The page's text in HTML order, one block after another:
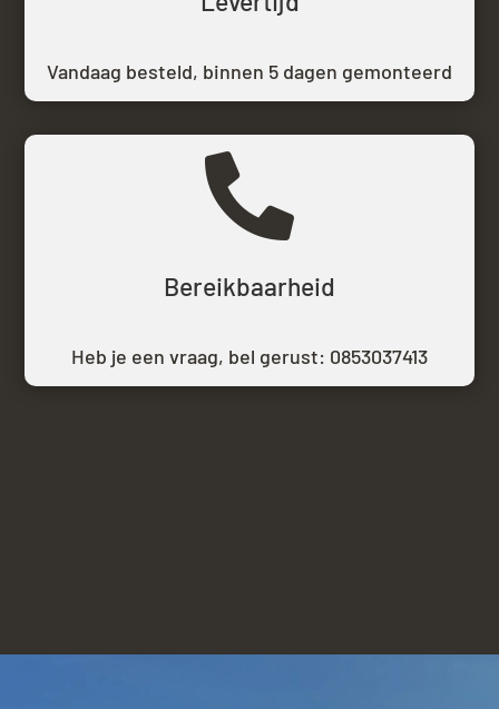
Vandaag besteld, binnen 5 dagen gemonteerd

Bereikbaarheid
Heb je een vraag, bel gerust: 0853037413